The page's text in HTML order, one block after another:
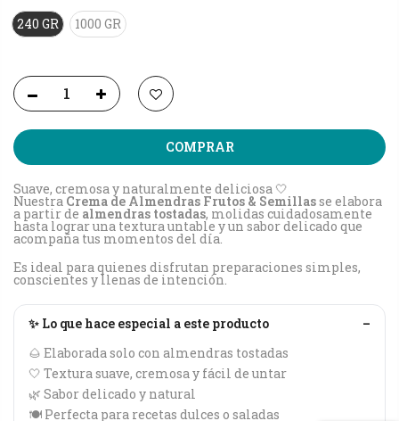
240 GR
1000 GR
COMPRAR
Suave, cremosa y naturalmente deliciosa 🤍
Nuestra Crema de Almendras Frutos & Semillasse elabora
a partir de almendras tostadas, molidas cuidadosamente
hasta lograr una textura untable y un sabor delicado que
acompaña tus momentos del día.
Es ideal para quienes disfrutan preparaciones simples,
conscientes y llenas de intención.
✨ Lo que hace especial a este producto
–
🌰 Elaborada solo con almendras tostadas
🤍 Textura suave, cremosa y fácil de untar
🌿 Sabor delicado y natural
🍽️ Perfecta para recetas dulces o saladas